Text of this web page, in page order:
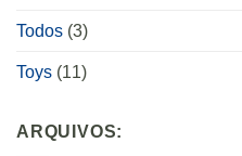
Todos (3)
Toys (11)
ARQUIVOS: